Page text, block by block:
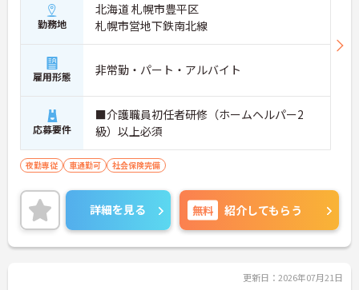
勤務地
北海道 札幌市豊平区
札幌市営地下鉄南北線
雇用形態 非常勤・パート・アルバイト
応募要件
■介護職員初任者研修（ホームヘルパー2
級）以上必須
夜勤専従 車通勤可 社会保険完備
詳細を見る 無料 紹介してもらう
更新日：2026年07月21日